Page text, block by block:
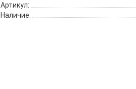
Артикул:
Наличие: